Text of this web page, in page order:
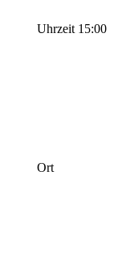
Uhrzeit 15:00
Ort